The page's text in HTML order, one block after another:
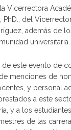
Vicerrectora
PhD., del
además de
universitaria.
este evento de
menciones de
y personal
a este
y a los
de las